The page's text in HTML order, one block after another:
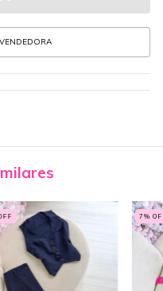
7%